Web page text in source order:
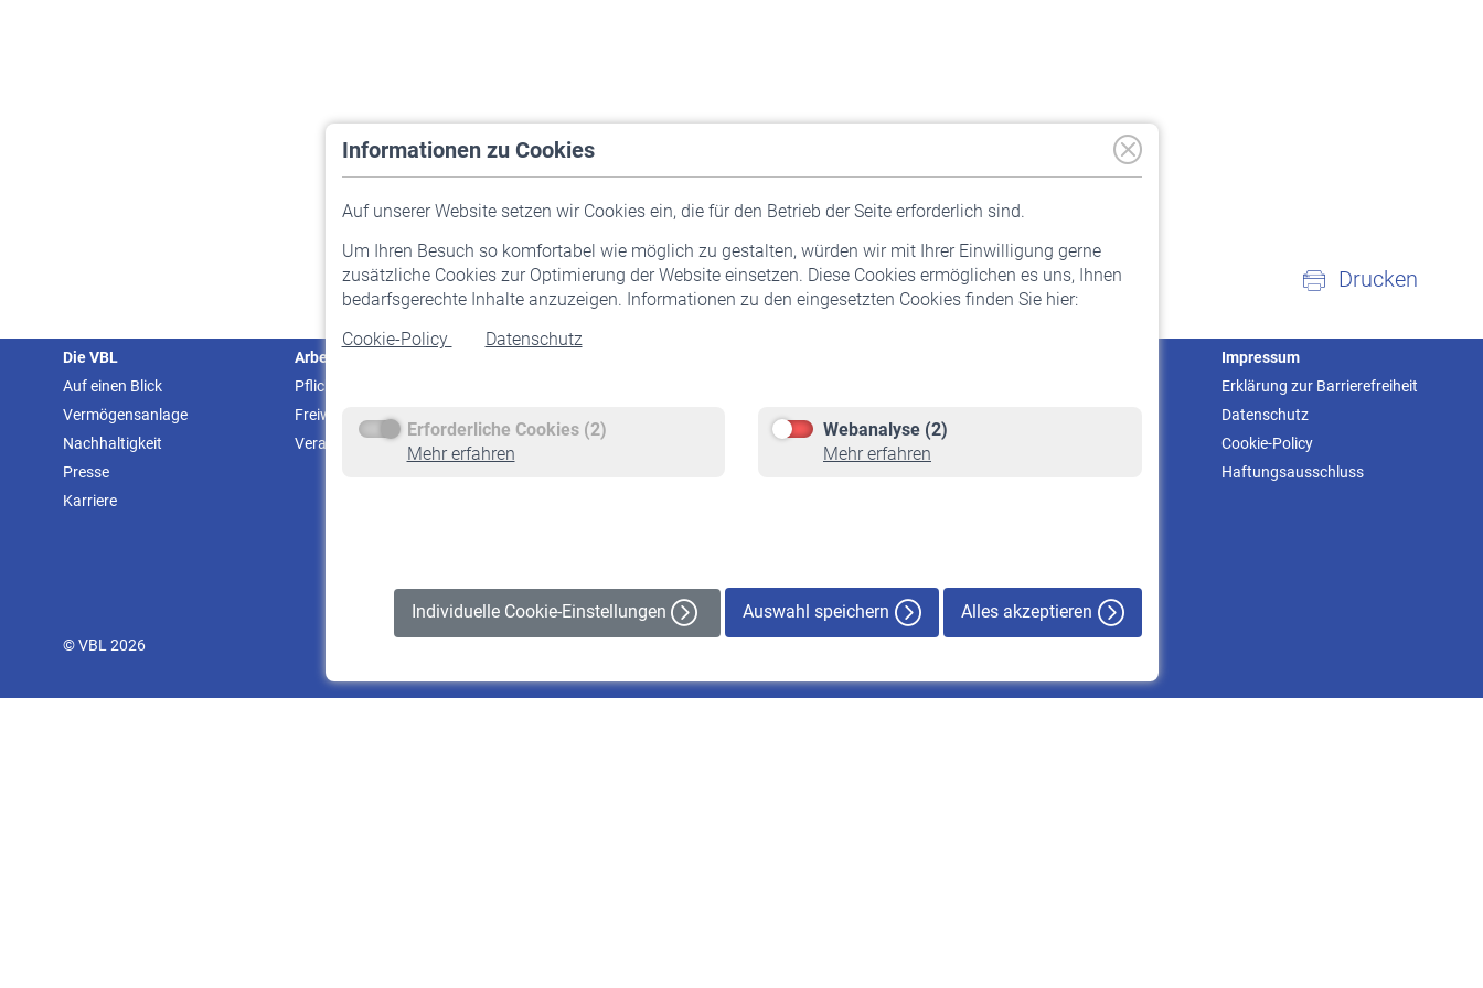
Informationen zu Cookies
Auf unserer Website setzen wir Cookies ein, die für den Betrieb der Seite erforderlich sind.
Um Ihren Besuch so komfortabel wie möglich zu gestalten, würden wir mit Ihrer Einwilligung gerne
zusätzliche Cookies zur Optimierung der Website einsetzen. Diese Cookies ermöglichen es uns, Ihnen
bedarfsgerechte Inhalte anzuzeigen. Informationen zu den eingesetzten Cookies finden Sie hier:
Cookie-Policy
Datenschutz
Erforderliche Cookies (2)
Mehr erfahren
Webanalyse (2)
Mehr erfahren
Individuelle Cookie-Einstellungen Auswahl speichern Alles akzeptieren
Drucken
Die VBL
Auf einen Blick
Vermögensanlage
Nachhaltigkeit
Presse
Karriere
Arbeitgeber
Pflichtversicherung
Freiwillige Versicherung
Veranstaltungen
Staatliche Förderung
Rente beantragen
Rentenauszahlung
Impressum
Erklärung zur Barrierefreiheit
Datenschutz
Cookie-Policy
Haftungsausschluss
© VBL 2026